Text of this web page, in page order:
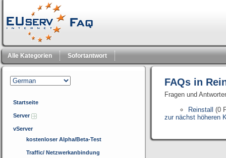
Alle Kategorien Sofortantwort
Startseite
Server
vServer
kostenloser Alpha/Beta-Test
Traffic/ Netzwerkanbindung
FAQs in
Fragen und
Reinstall (0
zur nächst höheren